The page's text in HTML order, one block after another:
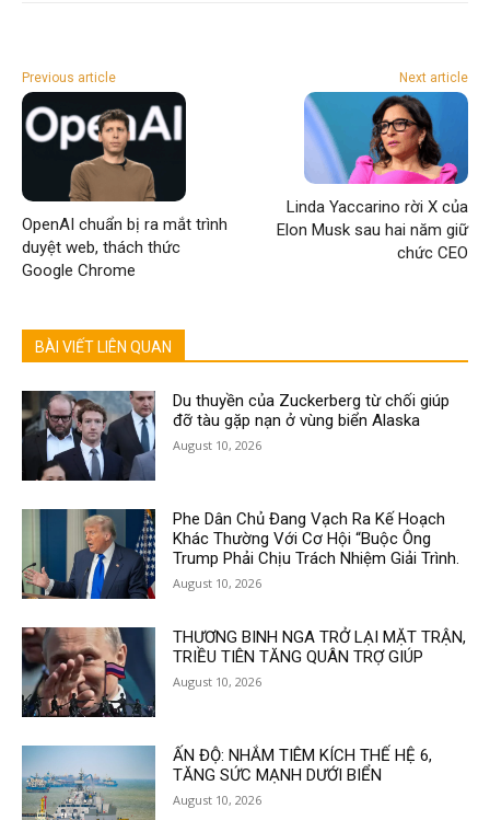
Previous article
OpenAI chuẩn bị ra mắt trình
duyệt web, thách thức
Google Chrome
Next article
Linda Yaccarino rời X của
Elon Musk sau hai năm giữ
chức CEO
BÀI VIẾT LIÊN QUAN
Du thuyền của Zuckerberg từ chối giúp
đỡ tàu gặp nạn ở vùng biển Alaska
August 10, 2026
Phe Dân Chủ Đang Vạch Ra Kế Hoạch
Khác Thường Với Cơ Hội “Buộc Ông
Trump Phải Chịu Trách Nhiệm Giải Trình.
August 10, 2026
THƯƠNG BINH NGA TRỞ LẠI MẶT TRẬN,
TRIỀU TIÊN TĂNG QUÂN TRỢ GIÚP
August 10, 2026
ẤN ĐỘ: NHẮM TIÊM KÍCH THẾ HỆ 6,
TĂNG SỨC MẠNH DƯỚI BIỂN
August 10, 2026